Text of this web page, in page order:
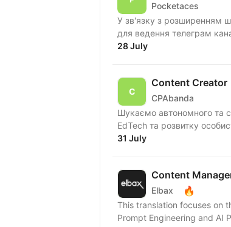
Pocketaces
У зв'язку з розширенням
для ведення телеграм
28 July
Content Creator
CPAbanda
Шукаємо автономного та
EdTech та розвитку
31 July
Content
Elbax 🔥
This translation focuses on
Prompt Engineering and AI